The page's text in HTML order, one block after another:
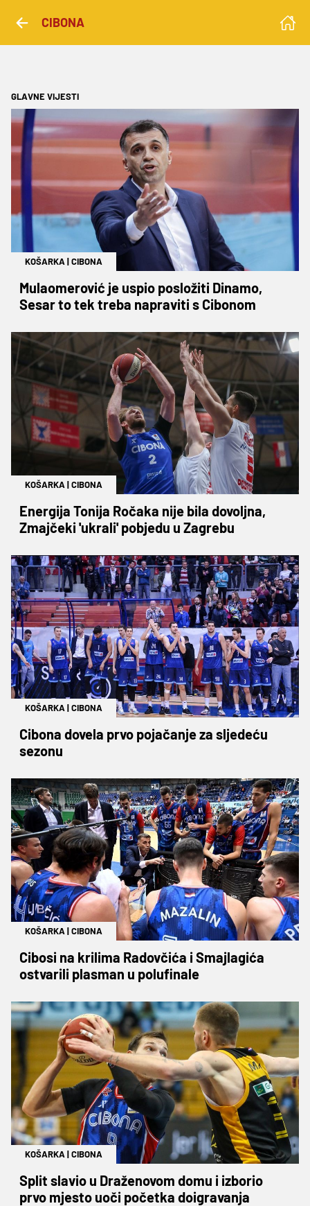
CIBONA
GLAVNE VIJESTI
KOŠARKA |CIBONA
Mulaomerović je uspio posložiti Dinamo,
Sesar to tek treba napraviti s Cibonom
KOŠARKA |CIBONA
Energija Tonija Ročaka nije bila dovoljna,
Zmajčeki 'ukrali' pobjedu u Zagrebu
KOŠARKA |CIBONA
Cibona dovela prvo pojačanje za sljedeću
sezonu
KOŠARKA |CIBONA
Cibosi na krilima Radovčića i Smajlagića
ostvarili plasman u polufinale
KOŠARKA |CIBONA
Split slavio u Draženovom domu i izborio
prvo mjesto uoči početka doigravanja